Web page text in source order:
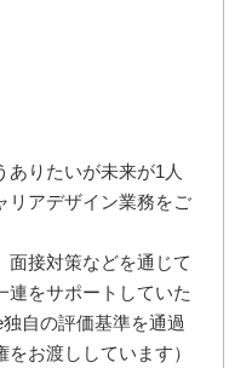
ありたいが未来が1人
リアデザイン業務をご
面接対策などを通じて
連をサポートしていた
自の評価基準を通過
お渡ししています）